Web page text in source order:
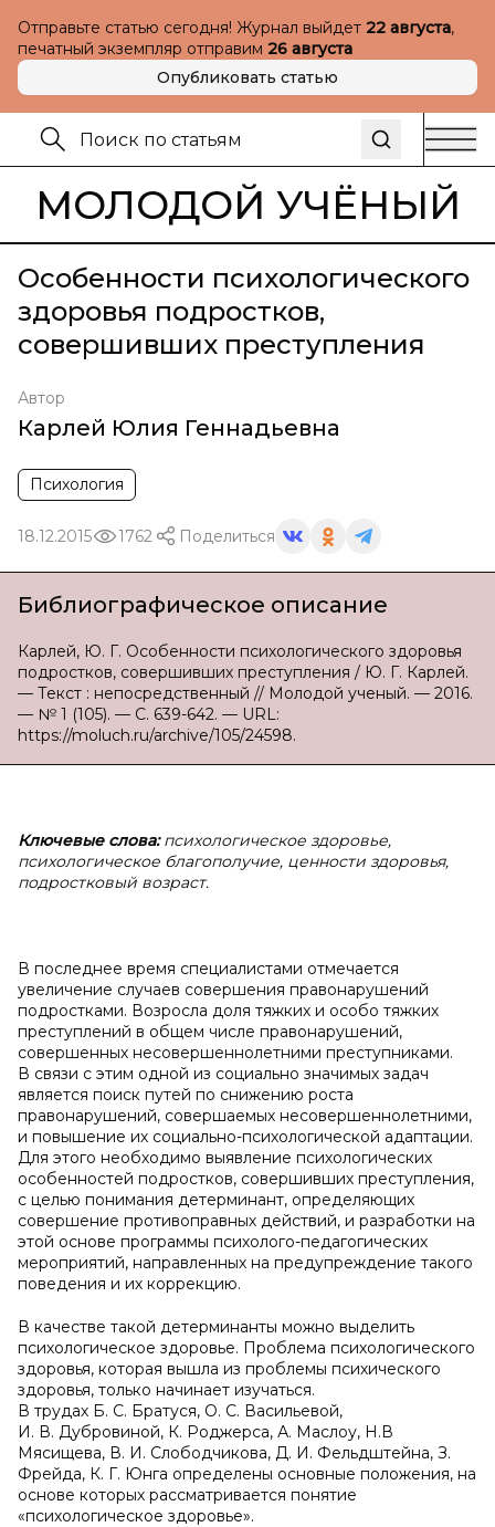
Отправьте статью сегодня! Журнал выйдет 22 августа,
печатный экземпляр отправим 26 августа
Опубликовать статью
МОЛОДОЙ УЧЁНЫЙ
Особенности психологического
здоровья подростков,
совершивших преступления
Автор
Карлей Юлия Геннадьевна
Психология
18.12.2015 1762 Поделиться
Библиографическое описание
Карлей, Ю. Г. Особенности психологического здоровья
подростков, совершивших преступления / Ю. Г. Карлей.
— Текст : непосредственный // Молодой ученый. — 2016.
— № 1 (105). — С. 639-642. — URL:
https://moluch.ru/archive/105/24598.
Ключевые слова:психологическое здоровье,
психологическое благополучие, ценности здоровья,
подростковый возраст.
В последнее время специалистами отмечается
увеличение случаев совершения правонарушений
подростками. Возросла доля тяжких и особо тяжких
преступлений в общем числе правонарушений,
совершенных несовершеннолетними преступниками.
В связи с этим одной из социально значимых задач
является поиск путей по снижению роста
правонарушений, совершаемых несовершеннолетними,
и повышение их социально-психологической адаптации.
Для этого необходимо выявление психологических
особенностей подростков, совершивших преступления,
с целью понимания детерминант, определяющих
совершение противоправных действий, и разработки на
этой основе программы психолого-педагогических
мероприятий, направленных на предупреждение такого
поведения и их коррекцию.
В качестве такой детерминанты можно выделить
психологическое здоровье. Проблема психологического
здоровья, которая вышла из проблемы психического
здоровья, только начинает изучаться.
В трудах Б. С. Братуся, О. С. Васильевой,
И. В. Дубровиной, К. Роджерса, А. Маслоу, Н.В
Мясищева, В. И. Слободчикова, Д. И. Фельдштейна, З.
Фрейда, К. Г. Юнга определены основные положения, на
основе которых рассматривается понятие
«психологическое здоровье».